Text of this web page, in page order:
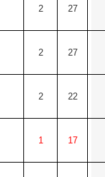
2 27
2 27
2 22
1 17